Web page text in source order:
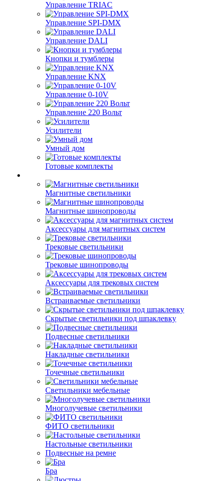
Управление TRIAC
Управление SPI-DMX
Управление DALI
Кнопки и тумблеры
Управление KNX
Управление 0-10V
Управление 220 Вольт
Усилители
Умный дом
Готовые комплекты
Магнитные светильники
Магнитные шинопроводы
Аксессуары для магнитных систем
Трековые светильники
Трековые шинопроводы
Аксессуары для трековых систем
Встраиваемые светильники
Скрытые светильники под шпаклевку
Подвесные светильники
Накладные светильники
Точечные светильники
Светильники мебельные
Многолучевые светильники
ФИТО светильники
Настольные светильники
Подвесные на ремне
Бра